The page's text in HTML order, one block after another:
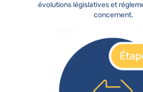
évolutions législatives et
concernent.